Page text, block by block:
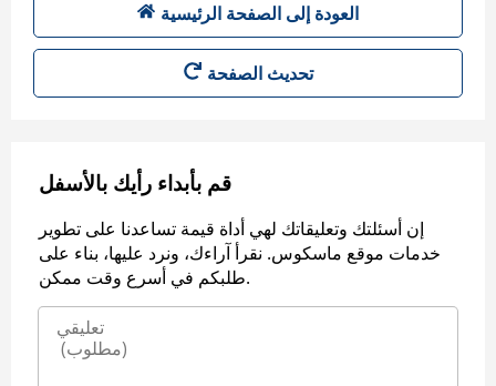
العودة إلى الصفحة الرئيسية
تحديث الصفحة
قم بأبداء رأيك بالأسفل
إن أسئلتك وتعليقاتك لهي أداة قيمة تساعدنا على تطوير
خدمات موقع ماسكوس. نقرأ آراءك، ونرد عليها، بناء على
طلبكم في أسرع وقت ممكن.